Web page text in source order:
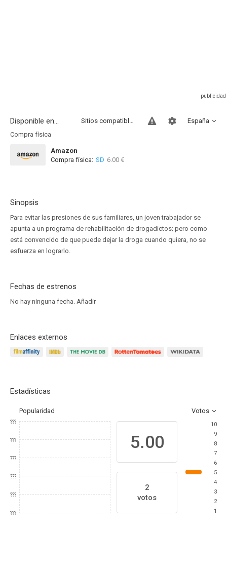
Disponible en... España
Sitios compatibles
Compra física
Amazon
Compra física: SD 6.00 €
Sinopsis
Para evitar las presiones de sus familiares, un joven trabajador se
apunta a un programa de rehabilitación de drogadictos; pero como
está convencido de que puede dejar la droga cuando quiera, no se
esfuerza en lograrlo.
Fechas de estrenos
No hay ninguna fecha. Añadir
Enlaces externos
Estadísticas
Popularidad Votos
???
???
???
???
???
???
5.00
2
votos
10
9
8
7
6
5
4
3
2
1